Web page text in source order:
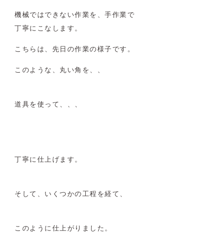
機械ではできない作業を、手作業で
丁寧にこなします。
こちらは、先日の作業の様子です。
このような、丸い角を、、
道具を使って、、、
丁寧に仕上げます。
そして、いくつかの工程を経て、
このように仕上がりました。